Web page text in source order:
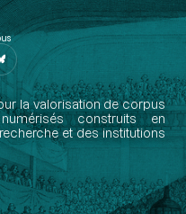
la valorisation de corpus
construits en
et des institutions